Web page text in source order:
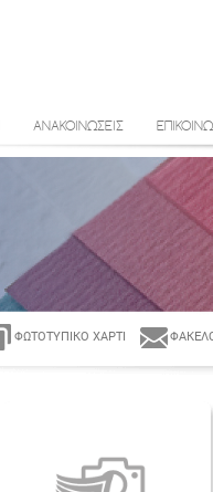
ΑΝΑΚΟΙΝΩΣΕΙΣ
ΦΩΤΟΤΥΠΙΚΌ ΧΑΡΤΊ